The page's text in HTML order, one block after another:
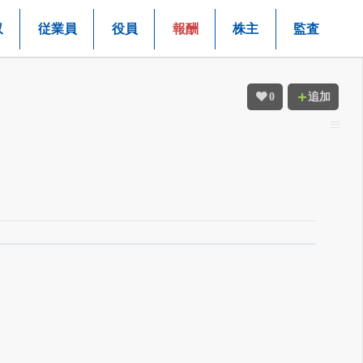
従業員 役員 報酬 株主 監査
0 追加